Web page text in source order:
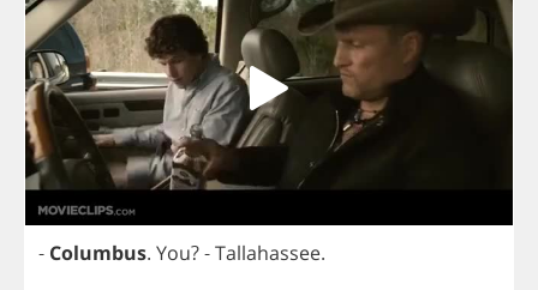
- Columbus. You?-Tallahassee.